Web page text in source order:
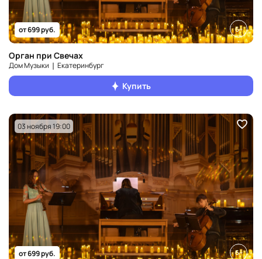
от 699 руб. 6+
Орган при Свечах
Дом Музыки ❘ Екатеринбург
Купить
03 ноября 19:00
от 699 руб. 6+